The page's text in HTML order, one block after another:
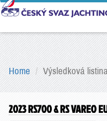
Home Výsledková listina
2023 RS700 & RS VAREO